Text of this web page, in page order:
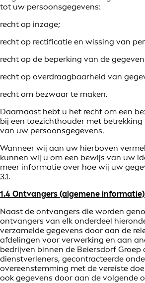
tot uw persoonsgegevens:
recht op inzage;
recht op rectificatie en wissing van
recht op de beperking van de
recht op overdraagbaarheid van
recht om bezwaar te maken.
Daarnaast hebt u het recht om een
bij een toezichthouder met
van uw persoonsgegevens.
Wanneer wij aan uw hierboven
kunnen wij u om een bewijs van uw
meer informatie over hoe wij uw
3.1.
1.4 Ontvangers (algemene informatie)
Naast de ontvangers die worden
ontvangers van elk onderdeel
verzamelde gegevens door aan de
afdelingen voor verwerking en aan
bedrijven binnen de Beiersdorf Groep
dienstverleners, gecontracteerde
overeenstemming met de vereiste
ook gegevens door aan de volgende